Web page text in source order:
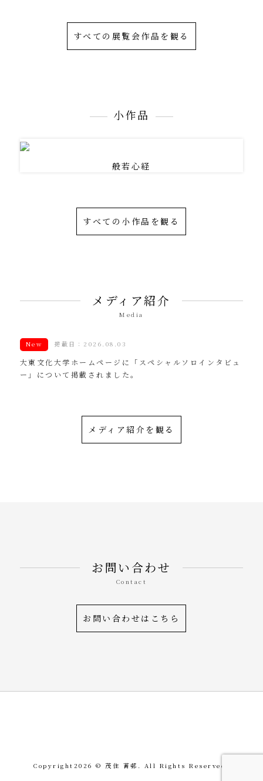
すべての展覧会作品を観る
小作品
般若心経
すべての小作品を観る
メディア紹介
Media
New 掲載日：2026.08.03
大東文化大学ホームページに「スペシャルソロインタビュ
ー」について掲載されました。
メディア紹介を観る
お問い合わせ
Contact
お問い合わせはこちら
Copyright 2026 © 茂住 菁邨. All Rights Reserved.